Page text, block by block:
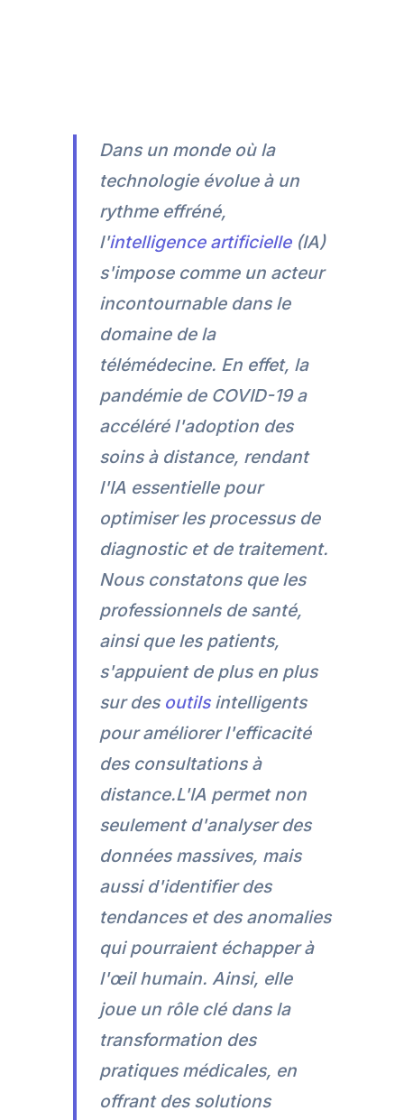
Dans un monde où la
technologie évolue à un
rythme effréné,
l'intelligence artificielle(IA)
s'impose comme un acteur
incontournable dans le
domaine de la
télémédecine. En effet, la
pandémie de COVID-19 a
accéléré l'adoption des
soins à distance, rendant
l'IA essentielle pour
optimiser les processus de
diagnostic et de traitement.
Nous constatons que les
professionnels de santé,
ainsi que les patients,
s'appuient de plus en plus
sur des outilsintelligents
pour améliorer l'efficacité
des consultations à
distance.L'IA permet non
seulement d'analyser des
données massives, mais
aussi d'identifier des
tendances et des anomalies
qui pourraient échapper à
l'œil humain. Ainsi, elle
joue un rôle clé dans la
transformation des
pratiques médicales, en
offrant des solutions